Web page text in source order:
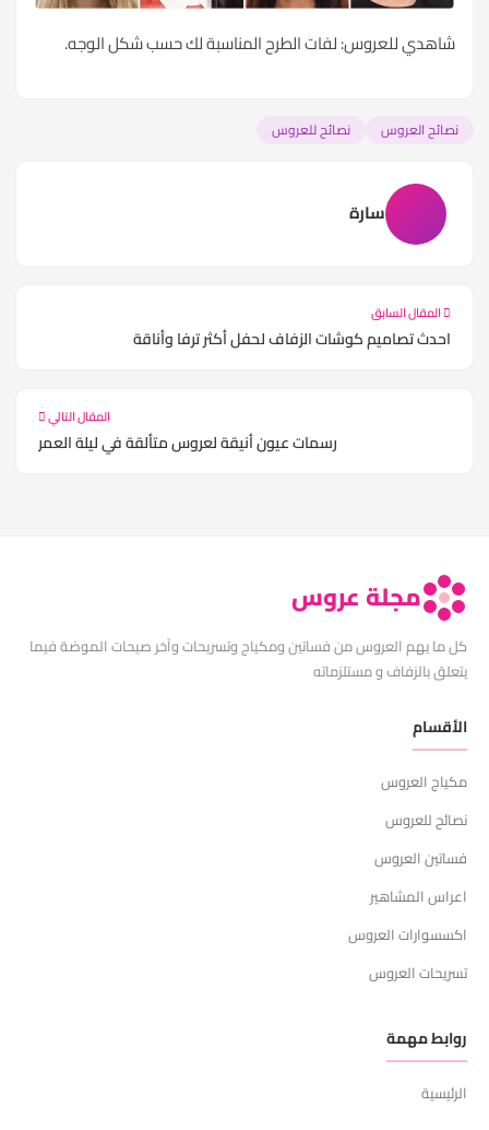
شاهديللعروس: لفات الطرح المناسبة لك حسب شكل الوجه.
نصائح العروس نصائح للعروس
سارة
المقال السابق
احدث تصاميم كوشات الزفاف لحفل أكثر ترفا وأناقة
المقال التالي
رسمات عيون أنيقة لعروس متألقة في ليلة العمر
مجلة عروس
كل ما يهم العروس من فساتين ومكياج وتسريحات وآخر صيحات الموضة فيما
يتعلق بالزفاف و مستلزماته
الأقسام
مكياج العروس
نصائح للعروس
فساتين العروس
اعراس المشاهير
اكسسوارات العروس
تسريحات العروس
روابط مهمة
الرئيسية